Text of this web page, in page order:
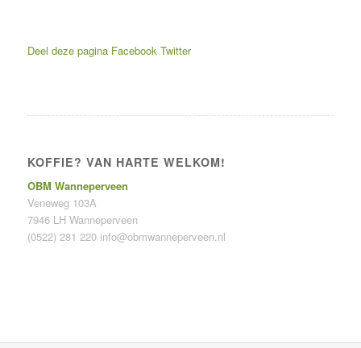
Deel deze pagina Facebook Twitter
KOFFIE? VAN HARTE WELKOM!
OBM Wanneperveen
Veneweg 103A
7946 LH Wanneperveen
(0522) 281 220 info@obmwanneperveen.nl